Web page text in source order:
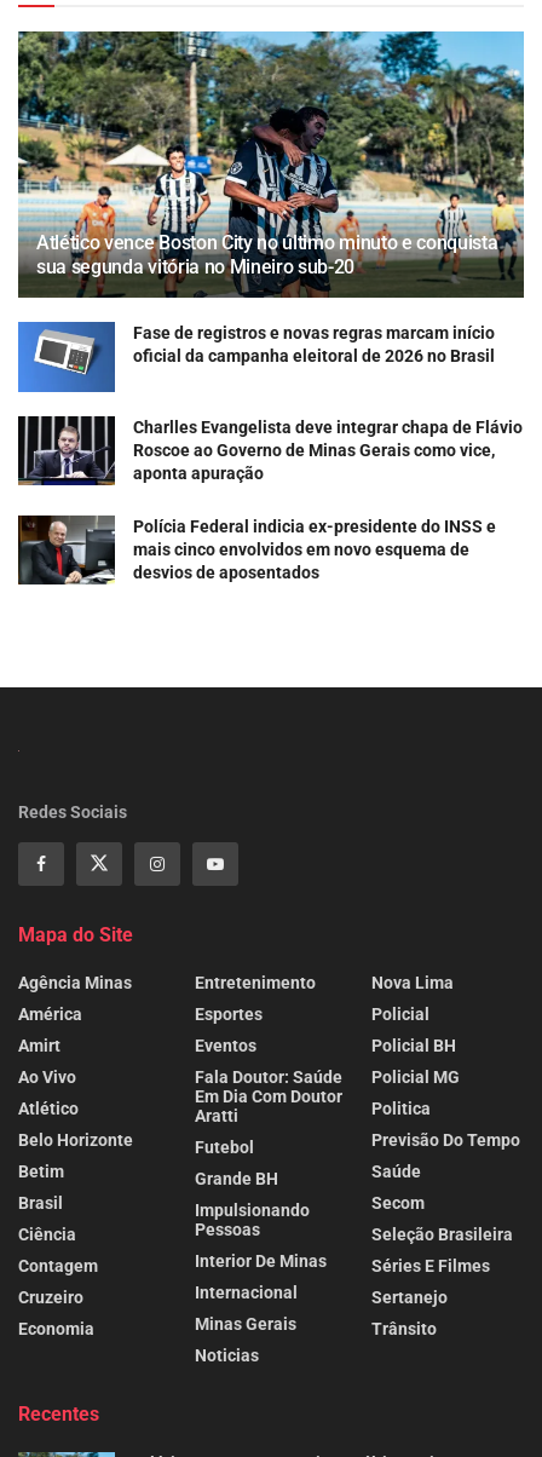
Atlético vence Boston City no último minuto e conquista
sua segunda vitória no Mineiro sub-20
Fase de registros e novas regras marcam início
oficial da campanha eleitoral de 2026 no Brasil
Charlles Evangelista deve integrar chapa de Flávio
Roscoe ao Governo de Minas Gerais como vice,
aponta apuração
Polícia Federal indicia ex-presidente do INSS e
mais cinco envolvidos em novo esquema de
desvios de aposentados
Redes Sociais
Mapa do Site
Agência Minas
América
Amirt
Ao Vivo
Atlético
Belo Horizonte
Betim
Brasil
Ciência
Contagem
Cruzeiro
Economia
Entretenimento
Esportes
Eventos
Fala Doutor: Saúde
Em Dia Com Doutor
Aratti
Futebol
Grande BH
Impulsionando
Pessoas
Interior De Minas
Internacional
Minas Gerais
Noticias
Nova Lima
Policial
Policial BH
Policial MG
Politica
Previsão Do Tempo
Saúde
Secom
Seleção Brasileira
Séries E Filmes
Sertanejo
Trânsito
Recentes